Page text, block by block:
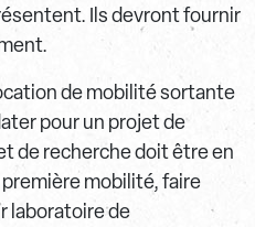
Ils devront fournir
de mobilité sortante
pour un projet de
de recherche doit être en
mobilité, faire
laboratoire de